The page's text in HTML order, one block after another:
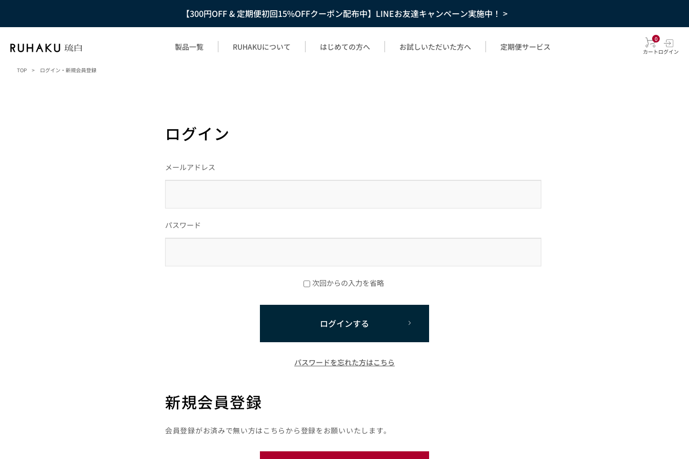
【300円OFF & 定期便初回15%OFFクーポン配布中】LINEお友達キャンペーン実施中！ >
製品一覧 RUHAKUについて はじめての方へ お試しいただいた方へ 定期便サービス
0
カートログイン
TOP > ログイン・新規会員登録
ログイン
メールアドレス
パスワード
次回からの入力を省略
ログインする
パスワードを忘れた方はこちら
新規会員登録
会員登録がお済みで無い方はこちらから登録をお願いいたします。